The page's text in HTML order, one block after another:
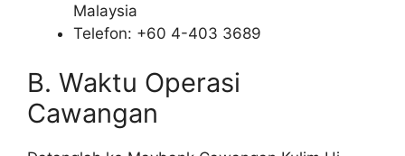
Malaysia
Telefon: +60 4-403 3689
B. Waktu Operasi
Cawangan